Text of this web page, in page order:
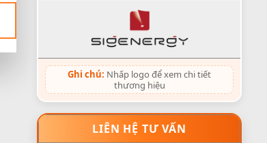
Ghi chú: Nhấp logo để xem chi tiết
thương hiệu
LIÊN HỆ TƯ VẤN